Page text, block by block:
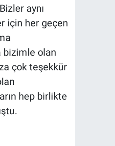
aynı
için her geçen
bizimle olan
çok teşekkür
hep birlikte